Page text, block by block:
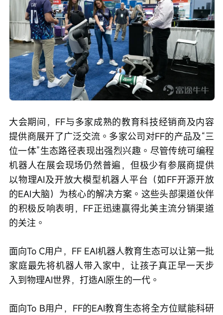
大会期间，FF与多家成熟的教育科技经销商及内容
提供商展开了广泛交流。多家公司对FF的产品及“三
位一体”生态路径表现出强烈兴趣。尽管传统可编程
机器人在展会现场仍然普遍，但极少有参展商提供
以物理AI及开放大模型机器人平台（如FF开源开放
的EAI大脑）为核心的解决方案。这些头部渠道伙伴
的积极反响表明，FF正迅速赢得北美主流分销渠道
的关注。
面向To C用户，FF EAI机器人教育生态可以让第一批
家庭最先将机器人带入家中，让孩子真正早一天步
入到物理AI世界，打造AI原生的一代。
面向To B用户，FF的EAI教育生态将全方位赋能科研